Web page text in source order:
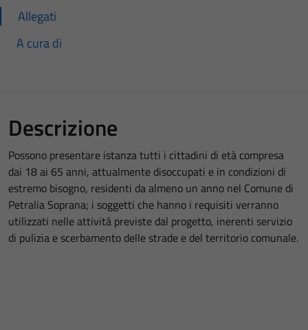
Allegati
A cura di
Descrizione
Possono presentare istanza tutti i cittadini di età compresa
dai 18 ai 65 anni, attualmente disoccupati e in condizioni di
estremo bisogno, residenti da almeno un anno nel Comune di
Petralia Soprana; i soggetti che hanno i requisiti verranno
utilizzati nelle attività previste dal progetto, inerenti servizio
di pulizia e scerbamento delle strade e del territorio comunale.